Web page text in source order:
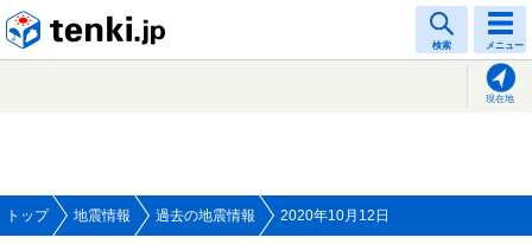
検索 メニュー
現在地
トップ 地震情報 過去の地震情報 2020年10月12日